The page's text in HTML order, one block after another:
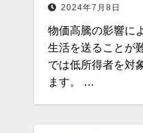
2024年7月8日
物価高騰の影響に
生活を送ることが
では低所得者を対
ます。 …